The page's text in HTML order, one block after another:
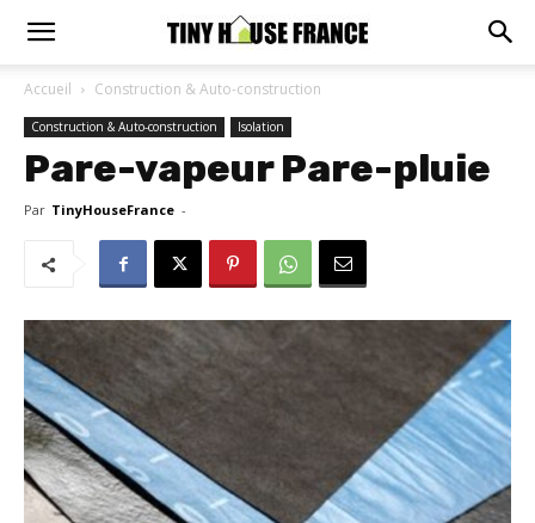
Accueil Construction & Auto-construction
Construction & Auto-construction Isolation
Pare-vapeur Pare-pluie
Par TinyHouseFrance -